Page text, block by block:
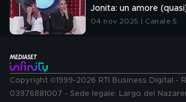
Jonita: un amore
04 nov 2025 | Canale 5
Copyright ©1999-2026 RTI Business Digital -
03976881007 - Sede legale: Largo del